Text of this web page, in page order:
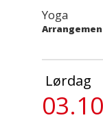
Yoga
Lørdag
03.10